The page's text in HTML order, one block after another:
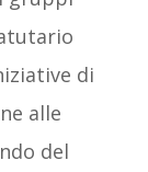
di
alle
del